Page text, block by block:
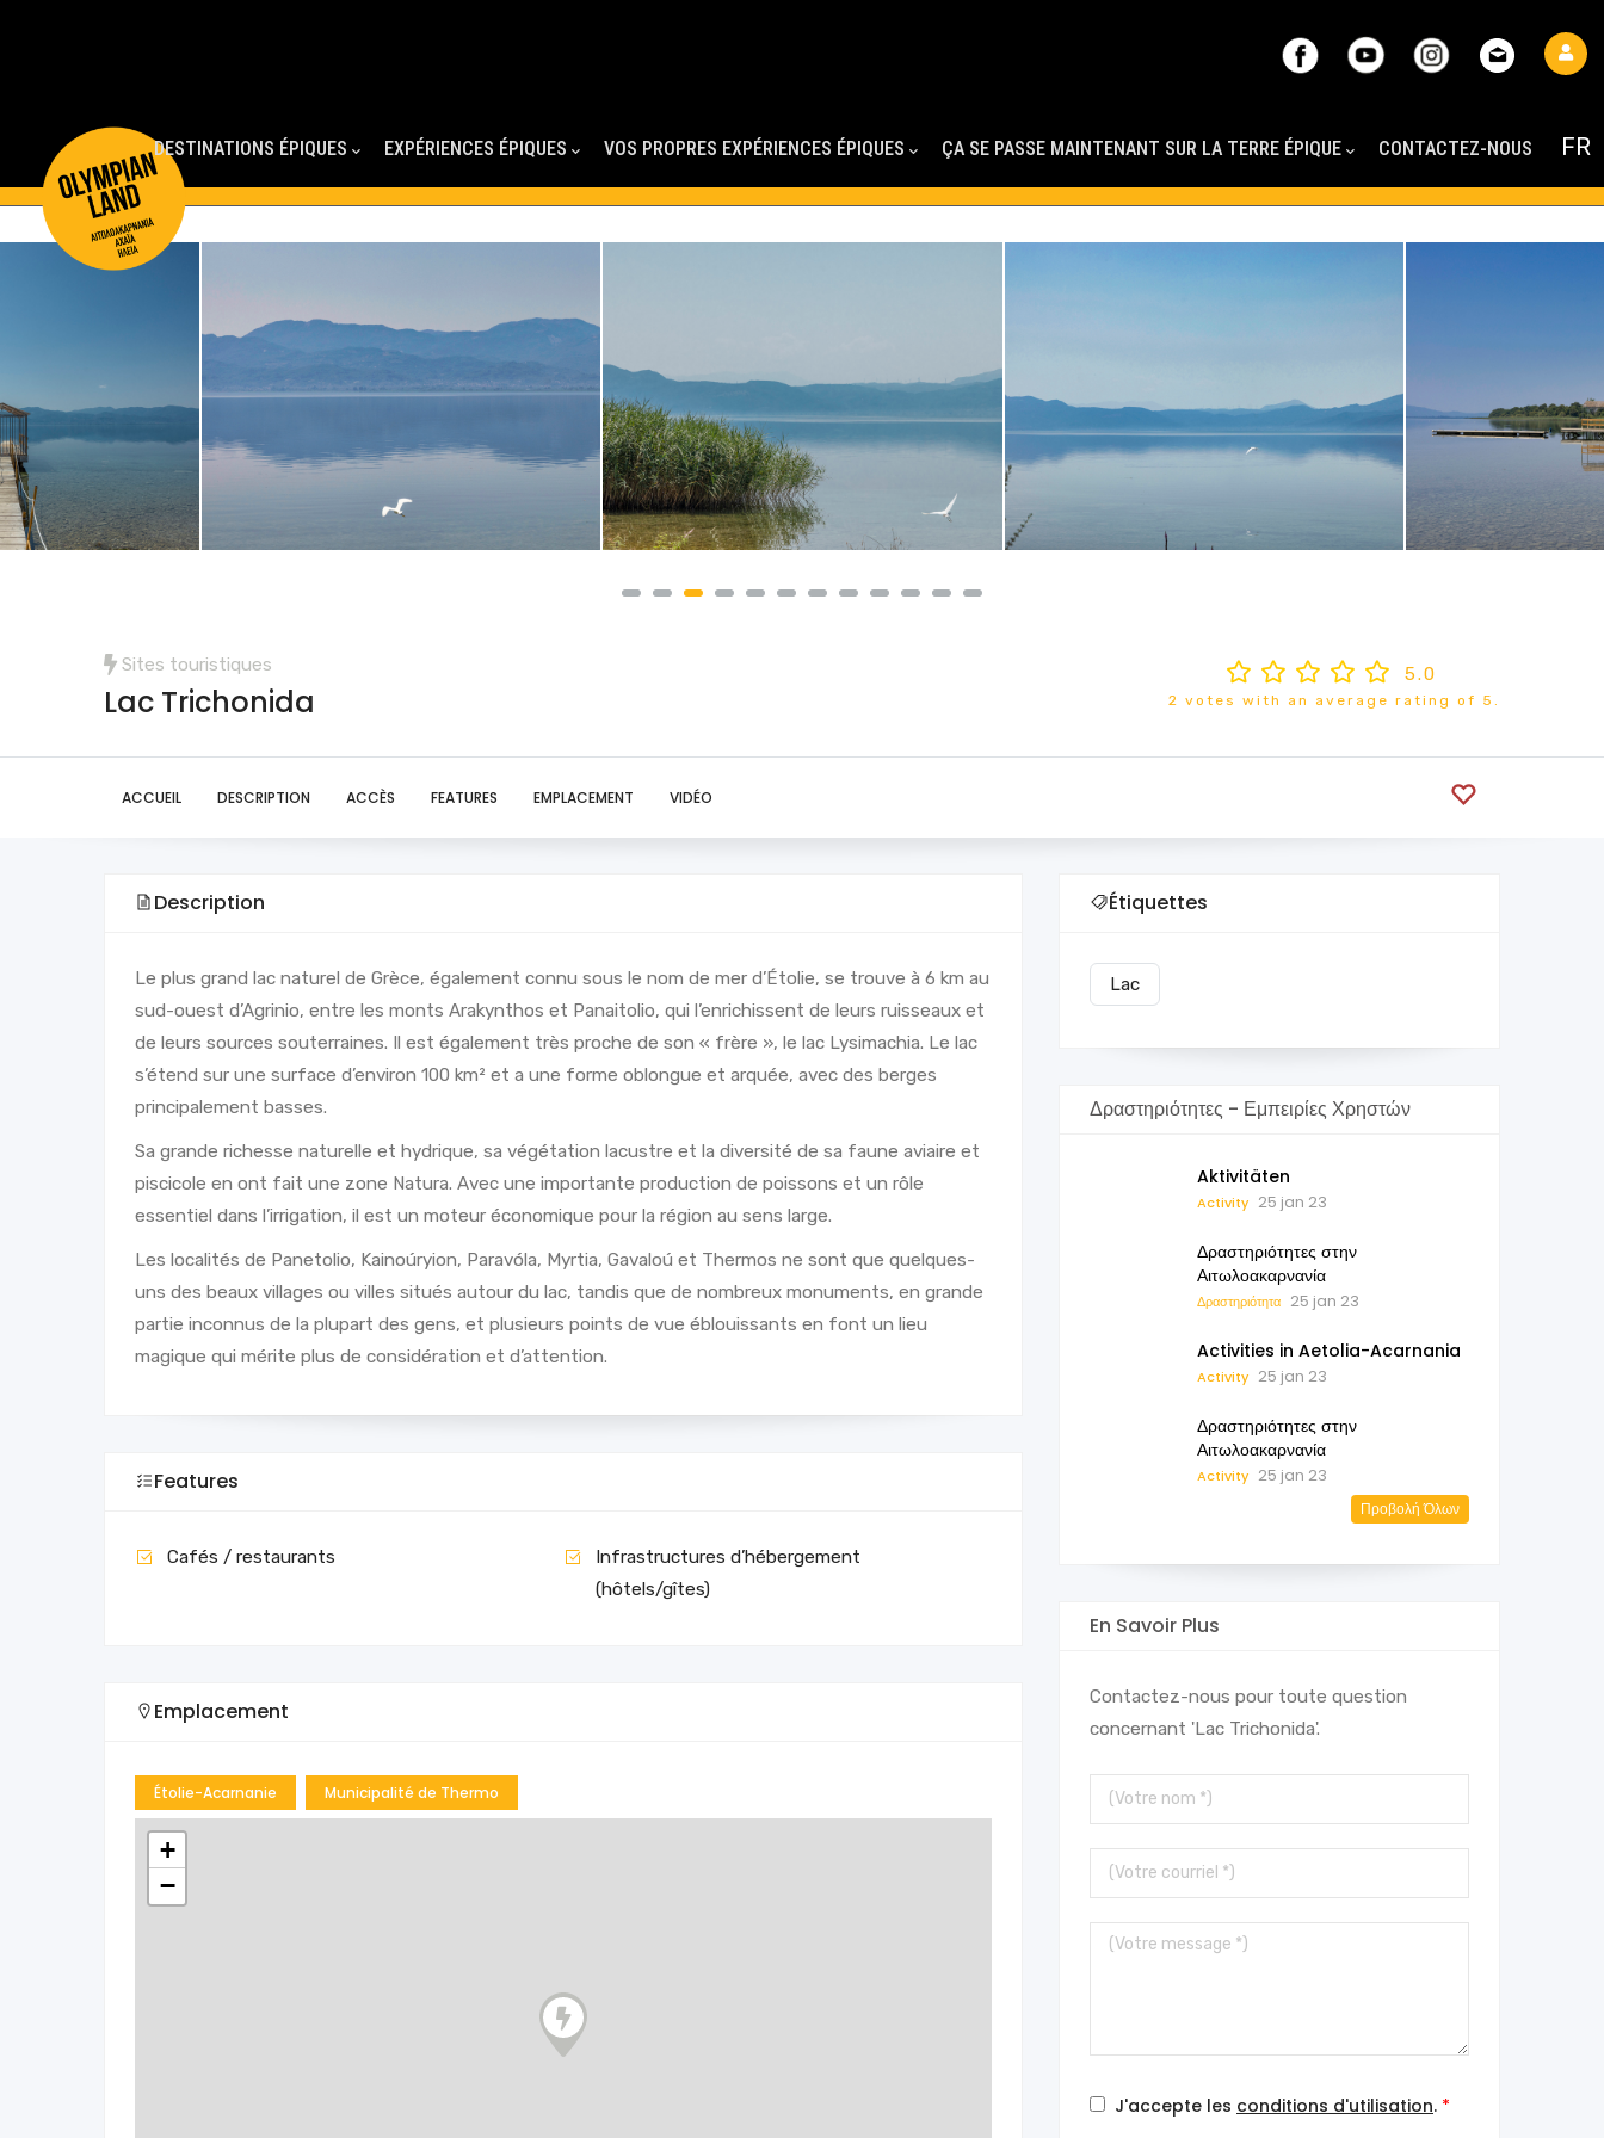
DESTINATIONS ÉPIQUES EXPÉRIENCES ÉPIQUES VOS PROPRES EXPÉRIENCES ÉPIQUES ÇA SE PASSE MAINTENANT SUR LA TERRE ÉPIQUE CONTACTEZ-NOUS
Sites touristiques
Lac Trichonida
5.0
2 votes with an average rating of 5.
ACCUEIL DESCRIPTION ACCÈS FEATURES EMPLACEMENT VIDÉO
Description
Le plus grand lac naturel de Grèce, également connu sous le nom de mer d’Étolie, se trouve à 6 km au
sud-ouest d’Agrinio, entre les monts Arakynthos et Panaitolio, qui l’enrichissent de leurs ruisseaux et
de leurs sources souterraines. Il est également très proche de son « frère », le lac Lysimachia. Le lac
s’étend sur une surface d’environ 100 km² et a une forme oblongue et arquée, avec des berges
principalement basses.
Sa grande richesse naturelle et hydrique, sa végétation lacustre et la diversité de sa faune aviaire et
piscicole en ont fait une zone Natura. Avec une importante production de poissons et un rôle
essentiel dans l’irrigation, il est un moteur économique pour la région au sens large.
Les localités de Panetolio, Kainoúryion, Paravóla, Myrtia, Gavaloú et Thermos ne sont que quelques-
uns des beaux villages ou villes situés autour du lac, tandis que de nombreux monuments, en grande
partie inconnus de la plupart des gens, et plusieurs points de vue éblouissants en font un lieu
magique qui mérite plus de considération et d’attention.
Features
Cafés / restaurants
Infrastructures d’hébergement
(hôtels/gîtes)
Emplacement
Étolie-Acarnanie Municipalité de Thermo
+
−
Étiquettes
Lac
Δραστηριότητες - Εμπειρίες Χρηστών
Aktivitäten
Activity 25 jan 23
Δραστηριότητες στην
Αιτωλοακαρνανία
Δραστηριότητα 25 jan 23
Activities in Aetolia-Acarnania
Activity 25 jan 23
Δραστηριότητες στην
Αιτωλοακαρνανία
Activity 25 jan 23
Προβολή Όλων
En Savoir Plus
Contactez-nous pour toute question
concernant 'Lac Trichonida'.
Votre
nom
Votre
courriel
Votre
J'accepte les conditions d'utilisation.